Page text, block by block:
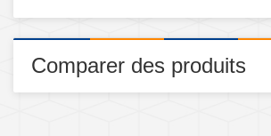
Comparer des produits